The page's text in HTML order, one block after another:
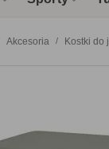
Akcesoria Kostki do